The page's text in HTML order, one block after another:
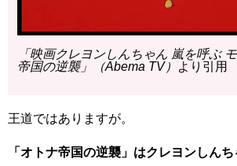
「映画クレヨンしんちゃん 嵐を呼ぶ
帝国の逆襲」（Abema TV）
より引用
王道ではありますが。
「オトナ帝国の逆襲」はクレヨンしん